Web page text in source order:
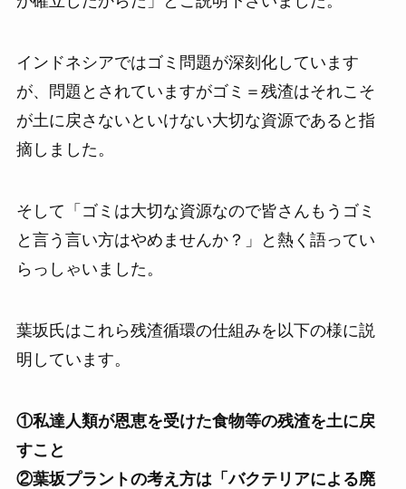
インドネシアではゴミ問題が深刻化しています
が、問題とされていますがゴミ＝残渣はそれこそ
が土に戻さないといけない大切な資源であると指
摘しました。
そして「ゴミは大切な資源なので皆さんもうゴミ
と言う言い方はやめませんか？」と熱く語ってい
らっしゃいました。
葉坂氏はこれら残渣循環の仕組みを以下の様に説
明しています。
①私達人類が恩恵を受けた食物等の残渣を土に戻
すこと
②葉坂プラントの考え方は「バクテリアによる廃